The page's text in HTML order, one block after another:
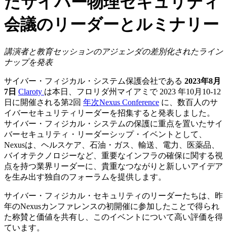
会議のリーダーとルミナリー
講演者と教育セッションのアジェンダの差別化されたライン
ナップを発表
サイバー・フィジカル・システム保護会社である 2023年8月
7日 Claroty は本日、フロリダ州マイアミで 2023 年10月10-12
日に開催される第2回 年次Nexus Conference に、数百人のサ
イバーセキュリティリーダーを招集すると発表しました。
サイバー・フィジカル・システムの保護に重点を置いたサイ
バーセキュリティ・リーダーシップ・イベントとして、
Nexusは、ヘルスケア、石油・ガス、輸送、電力、医薬品、
バイオテクノロジーなど、重要なインフラの確保に関する視
点を持つ業界リーダーに、貴重なつながりと新しいアイデア
を生み出す独自のフォーラムを提供します。
サイバー・フィジカル・セキュリティのリーダーたちは、昨
年のNexusカンファレンスの初開催に参加したことで得られ
た称賛と価値を共有し、このイベントについて高い評価を得
ています。